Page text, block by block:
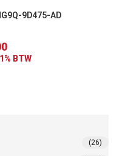
9D475-AD
BTW
(26)